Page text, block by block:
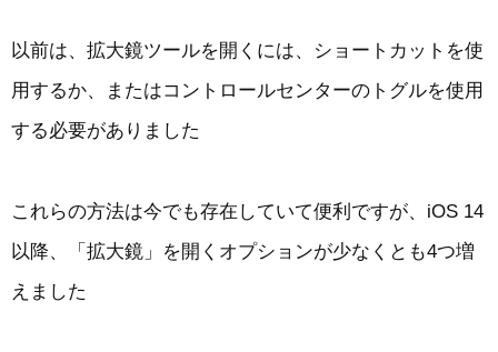
以前は、拡大鏡ツールを開くには、ショートカットを使
用するか、またはコントロールセンターのトグルを使用
する必要がありました
これらの方法は今でも存在していて便利ですが、iOS 14
以降、「拡大鏡」を開くオプションが少なくとも4つ増
えました